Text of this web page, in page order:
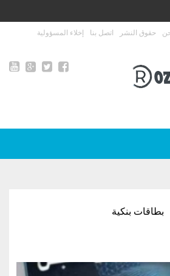
حقوق النشر اتصل بنا إخلاء المسؤولية
بطاقات بنكية